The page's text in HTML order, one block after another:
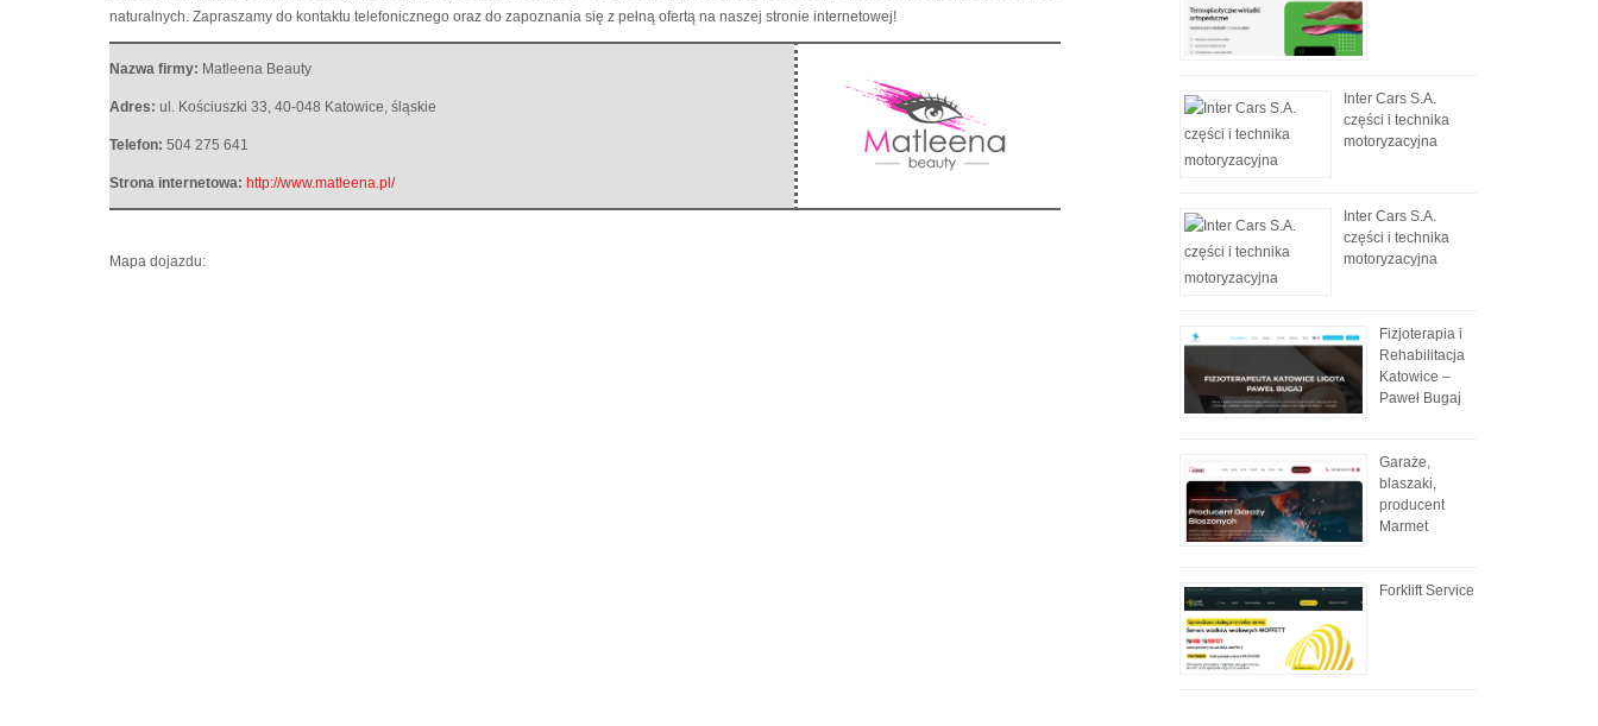
naturalnych. Zapraszamy do kontaktu telefonicznego oraz do zapoznania się z pełną ofertą na naszej stronie internetowej!
Nazwa firmy: Matleena Beauty
Adres: ul. Kościuszki 33 40-048 Katowice śląskie
Telefon: 504 275 641
Strona internetowa: http://www.matleena.pl/
Mapa dojazdu:
Inter Cars S.A.
części i technika
motoryzacyjna
Inter Cars S.A.
części i technika
motoryzacyjna
Fizjoterapia i
Rehabilitacja
Katowice –
Paweł Bugaj
Garaże,
blaszaki,
producent
Marmet
Forklift Service